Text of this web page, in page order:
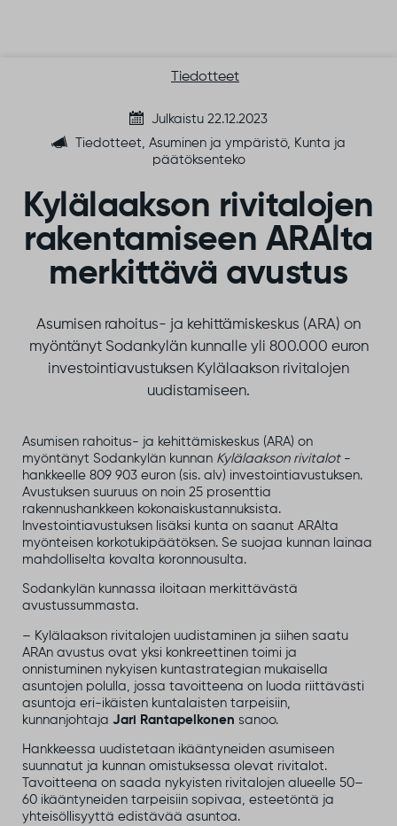
Tiedotteet
Julkaistu 22.12.2023
Tiedotteet, Asuminen ja ympäristö, Kunta ja
päätöksenteko
Kylälaakson rivitalojen
rakentamiseen ARAlta
merkittävä avustus
Asumisen rahoitus- ja kehittämiskeskus (ARA) on
myöntänyt Sodankylän kunnalle yli 800.000 euron
investointiavustuksen Kylälaakson rivitalojen
uudistamiseen.
Asumisen rahoitus- ja kehittämiskeskus (ARA) on
myöntänyt Sodankylän kunnan Kylälaakson rivitalot-
hankkeelle 809 903 euron (sis. alv) investointiavustuksen.
Avustuksen suuruus on noin 25 prosenttia
rakennushankkeen kokonaiskustannuksista.
Investointiavustuksen lisäksi kunta on saanut ARAlta
myönteisen korkotukipäätöksen. Se suojaa kunnan lainaa
mahdolliselta kovalta koronnousulta.
Sodankylän kunnassa iloitaan merkittävästä
avustussummasta.
– Kylälaakson rivitalojen uudistaminen ja siihen saatu
ARAn avustus ovat yksi konkreettinen toimi ja
onnistuminen nykyisen kuntastrategian mukaisella
asuntojen polulla, jossa tavoitteena on luoda riittävästi
asuntoja eri-ikäisten kuntalaisten tarpeisiin,
kunnanjohtaja Jari Rantapelkonen sanoo.
Hankkeessa uudistetaan ikääntyneiden asumiseen
suunnatut ja kunnan omistuksessa olevat rivitalot.
Tavoitteena on saada nykyisten rivitalojen alueelle 50–
60 ikääntyneiden tarpeisiin sopivaa, esteetöntä ja
yhteisöllisyyttä edistävää asuntoa.